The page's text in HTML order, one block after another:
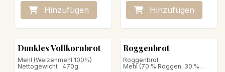
Hinzufügen Hinzufügen
Dunkles Vollkornbrot
Mehl (Weizenmehl 100%)
Nettogewicht : 470g
Roggenbrot
Roggenbrot
Mehl (70 % Roggen, 30 %